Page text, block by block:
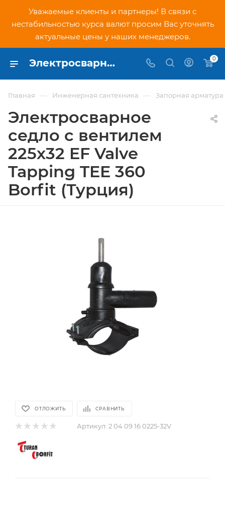
Уважаемые клиенты и партнеры! В связи с
нестабильностью курса валют просим Вас уточнять
актуальные цены у наших менеджеров.
Электросварное седло с вентилем 225х32 EF Valve Tapping TEE 360 Borfit (Турция) - купить по низкой цене в Москве, интернет-магазин PNDtech.ru 0
Главная — Инженерная сантехника — Запорная арматура
Электросварное
седло с вентилем
225х32 EF Valve
Tapping TEE 360
Borfit (Турция)
ОТЛОЖИТЬ СРАВНИТЬ
Артикул: 2 04 09 16 0225-32V